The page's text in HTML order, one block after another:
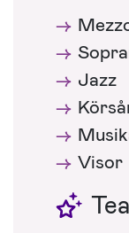
Jazz
Visor